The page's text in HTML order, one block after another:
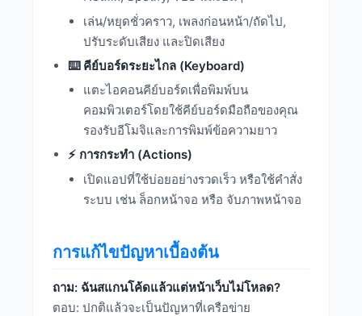
เล่น/หยุดชั่วคราว, เพลงก่อนหน้า/ถัดไป,
ปรับระดับเสียง และปิดเสียง
⌨️ คีย์บอร์ดระยะไกล (Keyboard)
แตะไอคอนคีย์บอร์ดเพื่อพิมพ์บน
คอมพิวเตอร์โดยใช้คีย์บอร์ดมือถือของคุณ
รองรับอีโมจิและการพิมพ์ข้อความยาว
⚡ การกระทำ (Actions)
เปิดแอปที่ใช้บ่อยอย่างรวดเร็ว หรือใช้คำสั่ง
ระบบ เช่น ล็อกหน้าจอ หรือ จับภาพหน้าจอ
การแก้ไขปัญหาเบื้องต้น
ถาม: ฉันสแกนโค้ดแล้วแต่หน้าเว็บไม่โหลด?
ตอบ: ปกติแล้วจะเป็นปัญหาที่เครือข่าย